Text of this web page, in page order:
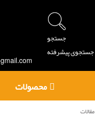
جستجو
جستجوی پیشرفته
محصولات
مقالات